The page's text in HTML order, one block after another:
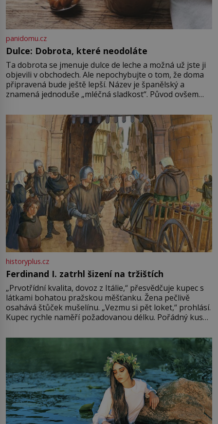
panidomu.cz
Dulce: Dobrota, které neodoláte
Ta dobrota se jmenuje dulce de leche a možná už jste ji
objevili v obchodech. Ale nepochybujte o tom, že doma
připravená bude ještě lepší. Název je španělský a
znamená jednoduše „mléčná sladkost“. Původ ovšem
pře hned několik latinskoamerických zemí a k tomu
Francie, kde se traduje,
historyplus.cz
Ferdinand I. zatrhl šizení na tržištích
„Prvotřídní kvalita, dovoz z Itálie,“ přesvědčuje kupec s
látkami bohatou pražskou měšťanku. Žena pečlivě
osahává štůček mušelínu. „Vezmu si pět loket,“ prohlásí.
Kupec rychle naměří požadovanou délku. Pořádný kus
milostpaní. Stačí jenom na sukni,“ zhodnotí švadlena
množství růžového mušelínu. „Ošidili vás, podívejte.“